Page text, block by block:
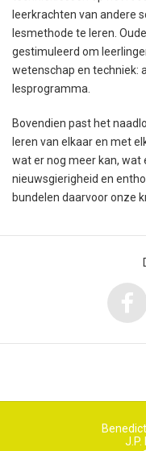
leerkrachten van andere
lesmethode te leren.
gestimuleerd om
wetenschap en techniek:
lesprogramma.
Bovendien past het
leren van elkaar en met
wat er nog meer kan, wat
nieuwsgierigheid en
bundelen daarvoor onze
J.P.